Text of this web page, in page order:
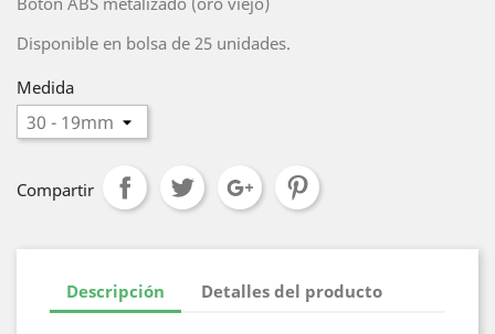
Disponible en bolsa de 25 unidades.
Medida
Compartir
Descripción Detalles del producto